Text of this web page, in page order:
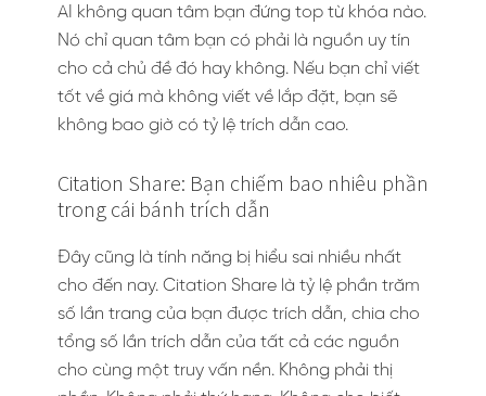
AI không quan tâm bạn đứng top từ khóa nào.
Nó chỉ quan tâm bạn có phải là nguồn uy tín
cho cả chủ đề đó hay không. Nếu bạn chỉ viết
tốt về giá mà không viết về lắp đặt, bạn sẽ
không bao giờ có tỷ lệ trích dẫn cao.
Citation Share: Bạn chiếm bao nhiêu phần
trong cái bánh trích dẫn
Đây cũng là tính năng bị hiểu sai nhiều nhất
cho đến nay. Citation Share là tỷ lệ phần trăm
số lần trang của bạn được trích dẫn, chia cho
tổng số lần trích dẫn của tất cả các nguồn
cho cùng một truy vấn nền. Không phải thị